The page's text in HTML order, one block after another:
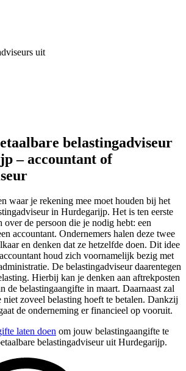
uit
belastingadviseur
– accountant of
waar je rekening mee moet houden bij het
in Hurdegarijp. Het is ten eerste
over de persoon die je nodig hebt: een
accountant. Ondernemers halen deze twee
en denken dat ze hetzelfde doen. Dit idee
houd zich voornamelijk bezig met
De belastingadviseur daarentegen
Hierbij kan je denken aan aftrekposten
de belastingaangifte in maart. Daarnaast zal
zoveel belasting hoeft te betalen. Dankzij
de onderneming er financieel op vooruit.
laten doen om jouw belastingaangifte te
belastingadviseur uit Hurdegarijp.